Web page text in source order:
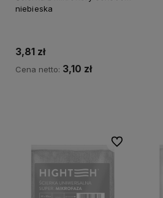
niebieska
3,81 zł
Cena netto: 3,10 zł
Do ulubionych